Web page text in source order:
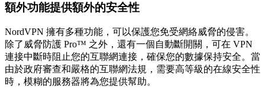
額外功能提供額外的安全性
NordVPN 擁有多種功能，可以保護您免受網絡威脅的侵害。
除了威脅防護 Pro™ 之外，還有一個自動斷開關，可在 VPN
連接中斷時阻止您的互聯網連接，確保您的數據保持安全。當
由於政府審查和嚴格的互聯網法規，需要高等級的在線安全性
時，模糊的服務器將為您提供幫助。